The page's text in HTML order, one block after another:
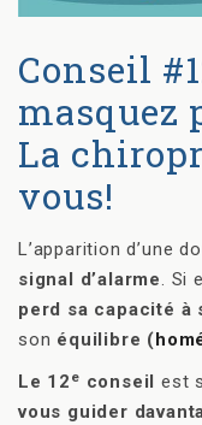
Conseil
masquez
La
vous!
L’apparition d’une
signal d’alarme. Si
perd sa capacité à
son équilibre (
Le 12 e conseil est
vous guider